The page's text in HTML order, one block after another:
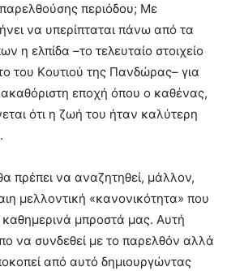
περιόδου; Με
να υπερίπταται πάνω από τα
η ελπίδα –το τελευταίο στοιχείο
του Kουτιού της Πανδώρας– για
ακαθόριστη εποχή όπου ο καθένας,
ότι η ζωή του ήταν καλύτερη
πρέπει να αναζητηθεί, μάλλον,
μελλοντική «κανονικότητα» που
καθημερινά μπροστά μας. Αυτή
να συνδεθεί με το παρελθόν αλλά
από αυτό δημιουργώντας